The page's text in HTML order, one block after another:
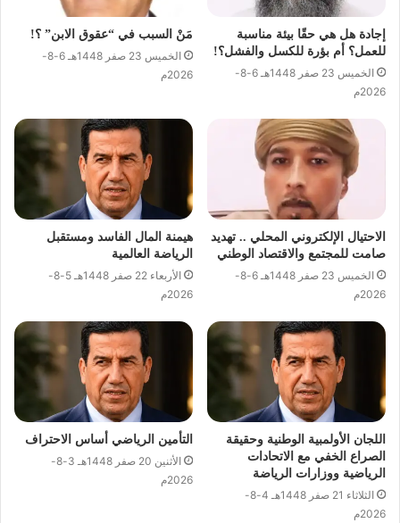
إجادة هل هي حقًا بيئة مناسبة
للعمل؟ أم بؤرة للكسل والفشل؟!
الخميس 23 صفر 1448هـ 6-8-
2026م
مَنْ السبب في “عقوق الابن” ؟!
الخميس 23 صفر 1448هـ 6-8-
2026م
الاحتيال الإلكتروني المحلي .. تهديد
صامت للمجتمع والاقتصاد الوطني
الخميس 23 صفر 1448هـ 6-8-
2026م
هيمنة المال الفاسد ومستقبل
الرياضة العالمية
الأربعاء 22 صفر 1448هـ 5-8-
2026م
اللجان الأولمبية الوطنية وحقيقة
الصراع الخفي مع الاتحادات
الرياضية ووزارات الرياضة
الثلاثاء 21 صفر 1448هـ 4-8-
2026م
التأمين الرياضي أساس الاحتراف
الأثنين 20 صفر 1448هـ 3-8-
2026م